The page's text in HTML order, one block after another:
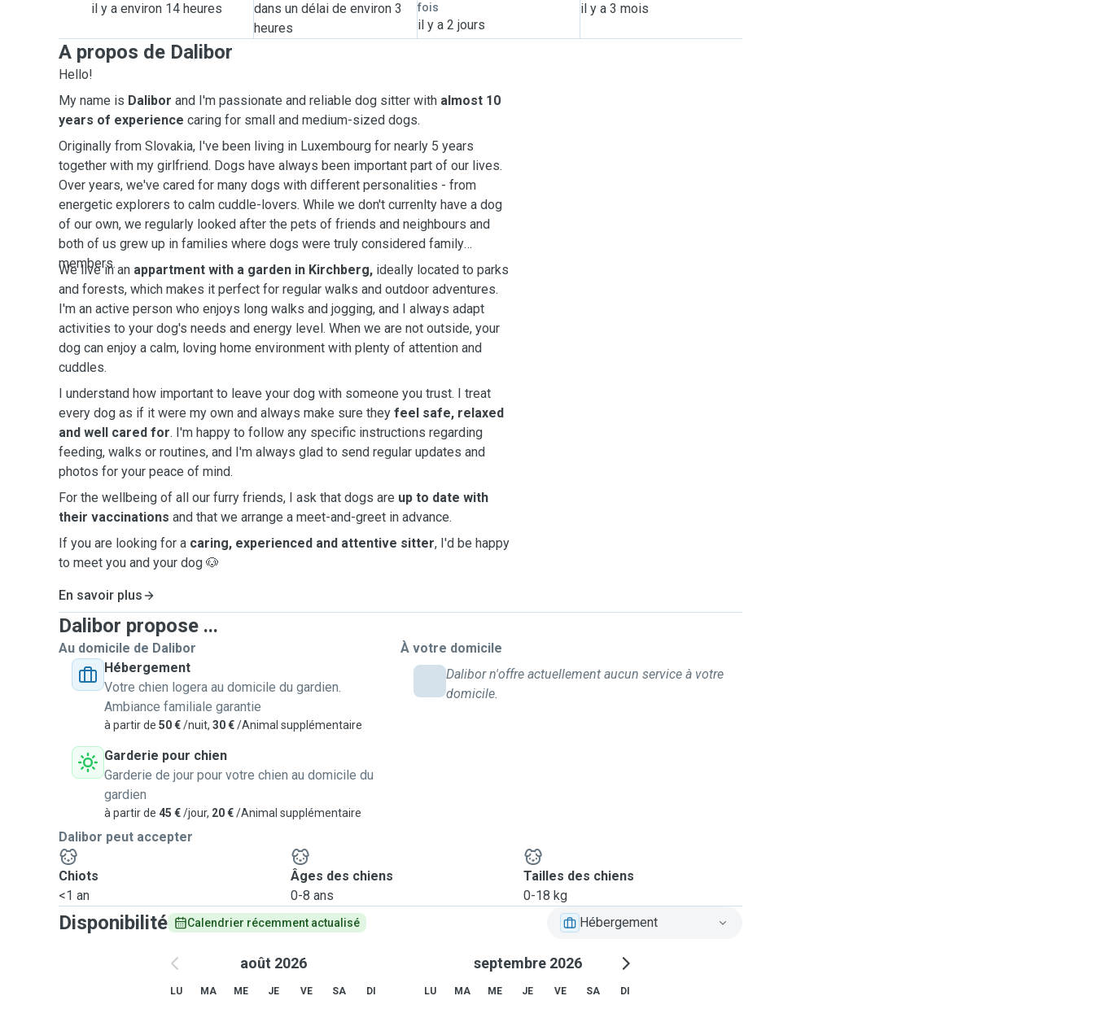
il y a environ 14 heures
dans un délai de environ 3
heures
fois
il y a 2 jours
il y a 3 mois
A propos de Dalibor
Hello!
My name is Dalibor and I'm passionate and reliable dog sitter with almost 10
years of experience caring for small and medium-sized dogs.
Originally from Slovakia, I've been living in Luxembourg for nearly 5 years
together with my girlfriend. Dogs have always been important part of our lives.
Over years, we've cared for many dogs with different personalities - from
energetic explorers to calm cuddle-lovers. While we don't currenlty have a dog
of our own, we regularly looked after the pets of friends and neighbours and
both of us grew up in families where dogs were truly considered family
members.
We live in an appartment with a garden in Kirchberg, ideally located to parks
and forests, which makes it perfect for regular walks and outdoor adventures.
I'm an active person who enjoys long walks and jogging, and I always adapt
activities to your dog's needs and energy level. When we are not outside, your
dog can enjoy a calm, loving home environment with plenty of attention and
cuddles.
I understand how important to leave your dog with someone you trust. I treat
every dog as if it were my own and always make sure they feel safe, relaxed
and well cared for. I'm happy to follow any specific instructions regarding
feeding, walks or routines, and I'm always glad to send regular updates and
photos for your peace of mind.
For the wellbeing of all our furry friends, I ask that dogs are up to date with
their vaccinations and that we arrange a meet-and-greet in advance.
If you are looking for a caring, experienced and attentive sitter, I'd be happy
to meet you and your dog 🐶
En savoir plus
Dalibor propose ...
Au domicile de Dalibor
Hébergement
Votre chien logera au domicile du gardien.
Ambiance familiale garantie
à partir de 50 €/nuit, 30 €/Animal supplémentaire
Garderie pour chien
Garderie de jour pour votre chien au domicile du
gardien
à partir de 45 €/jour, 20 €/Animal supplémentaire
À votre domicile
Dalibor n'offre actuellement aucun service à votre
domicile.
Dalibor peut accepter
Chiots
<1 an
Âges des chiens
0-8 ans
Tailles des chiens
0-18 kg
Disponibilité Calendrier récemment actualisé Hébergement
août 2026
LU MA ME JE VE SA DI
septembre 2026
LU MA ME JE VE SA DI